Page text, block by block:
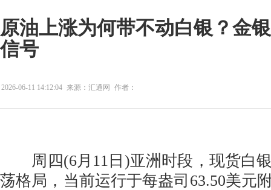
原油上涨为何带不动白银？金
信号
2026-06-11 14:12:04 来源：汇通网 作者：
周四(6月11日)亚洲时段，现货白
荡格局，当前运行于每盎司63.50美元